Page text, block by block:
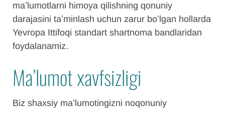
maʼlumotlarni himoya qilishning qonuniy
darajasini taʼminlash uchun zarur boʻlgan hollarda
Yevropa Ittifoqi standart shartnoma bandlaridan
foydalanamiz.
Ma’lumot xavfsizligi
Biz shaxsiy ma’lumotingizni noqonuniy